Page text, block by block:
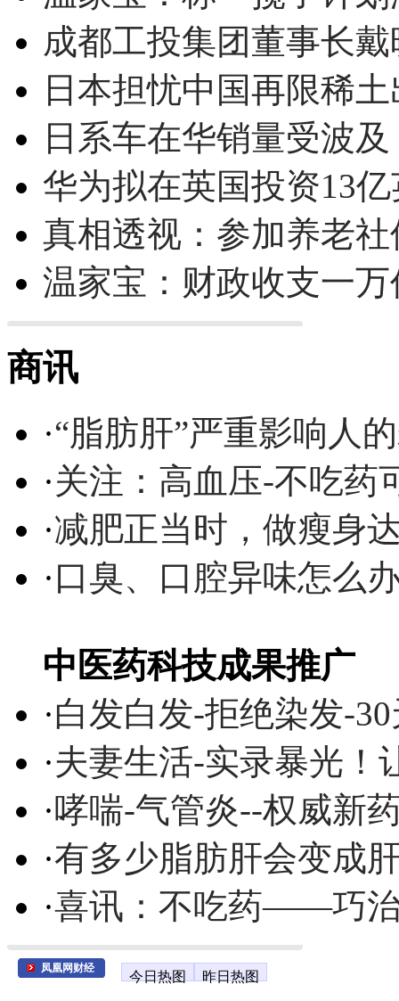
成都工投集团董事长
日本担忧中国再限稀
日系车在华销量受波
华为拟在英国投资13
真相透视：参加养老
温家宝：财政收支一
商讯
·“脂肪肝”严重影响人
·关注：高血压-不吃药
·减肥正当时，做瘦身
·口臭、口腔异味怎么
中医药科技成果推广
·白发白发-拒绝染发-
·夫妻生活-实录暴光！
·哮喘-气管炎--权威新
·有多少脂肪肝会变成
·喜讯：不吃药——巧
凤凰网财经
今日热图 昨日热图